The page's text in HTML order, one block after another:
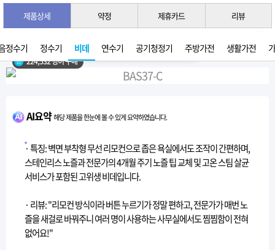
정수기 정수기 비데 연수기 공기청정기 주방가전 생활가전
제품상세 약정 제휴카드 리뷰
3초 간편 견적 받기 →
2026년 07월 생산
224,532 명이 구매
AI요약해당 제품을 한눈에 볼 수 있게 요약하였습니다.
· 특징: 벽면 부착형 무선 리모컨으로 좁은 욕실에서도 조작이 간편하며,
스테인리스 노즐과 전문가의 4개월 주기 노즐 팁 교체 및 고온 스팀 살균
서비스가 포함된 고위생 비데입니다.
· 리뷰: "리모컨 방식이라 버튼 누르기가 정말 편하고, 전문가가 매번 노
즐을 새걸로 바꿔주니 여러 명이 사용하는 사무실에서도 찜찜함이 전혀
없어요!"